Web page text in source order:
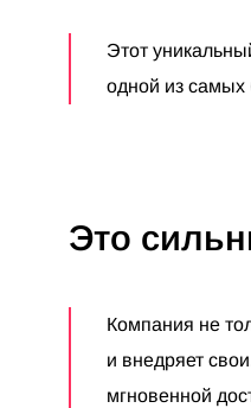
Этот
одной из самых
Это
Компания не
и внедряет
мгновенной